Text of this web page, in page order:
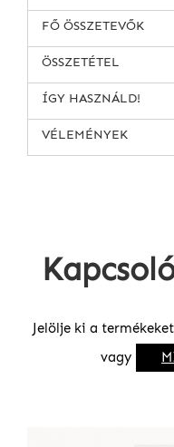
FŐ ÖSSZETEVŐK
ÖSSZETÉTEL
ÍGY HASZNÁLD!
VÉLEMÉNYEK
Jelölje ki a
vagy